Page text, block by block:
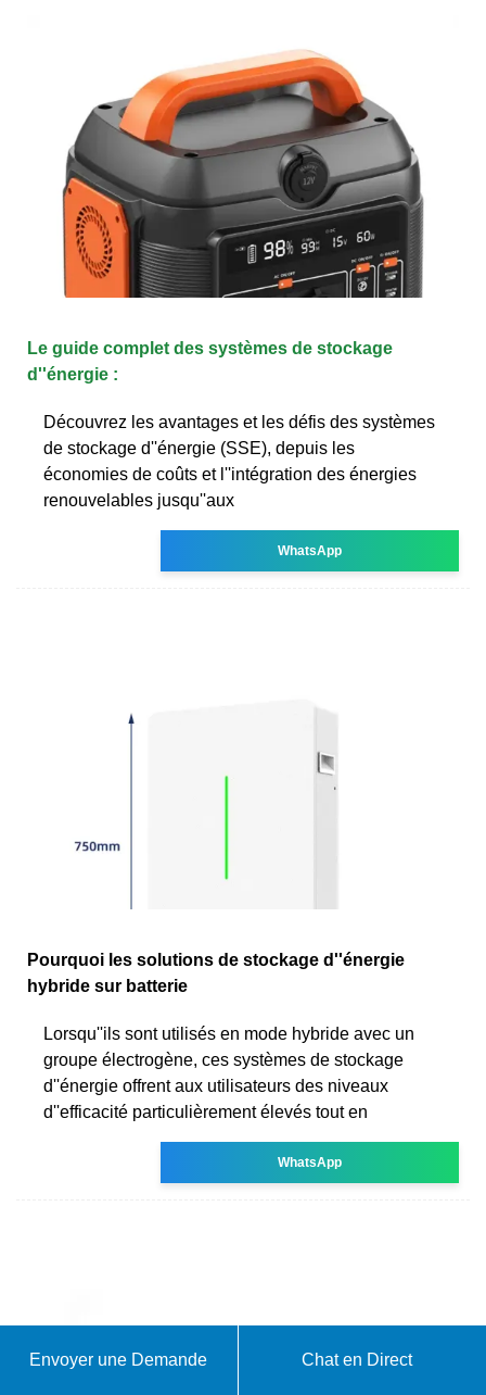
Le guide complet des systèmes de stockage
d''énergie :
Découvrez les avantages et les défis des systèmes
de stockage d''énergie (SSE), depuis les
économies de coûts et l''intégration des énergies
renouvelables jusqu''aux
WhatsApp
Pourquoi les solutions de stockage d''énergie
hybride sur batterie
Lorsqu''ils sont utilisés en mode hybride avec un
groupe électrogène, ces systèmes de stockage
d''énergie offrent aux utilisateurs des niveaux
d''efficacité particulièrement élevés tout en
WhatsApp
Envoyer une Demande Chat en Direct